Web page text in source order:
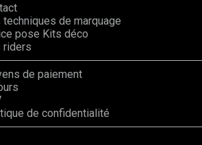
techniques de marquage
pose Kits déco
riders
de paiement
de confidentialité